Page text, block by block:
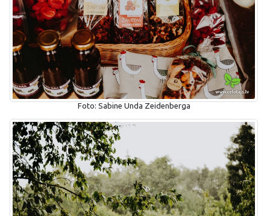
Foto: Sabine Unda Zeidenberga